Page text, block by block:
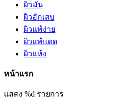
ผิวมัน
ผิวอักเสบ
ผิวแพ้ง่าย
ผิวแพ้แดด
ผิวแห้ง
หน้าแรก
แสดง %d รายการ